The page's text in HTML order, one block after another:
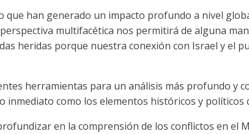
que han generado un impacto profundo a nivel
multifacética nos permitirá de alguna
heridas porque nuestra conexión con Israel y el
herramientas para un análisis más profundo y
como los elementos históricos y políticos
en la comprensión de los conflictos en el